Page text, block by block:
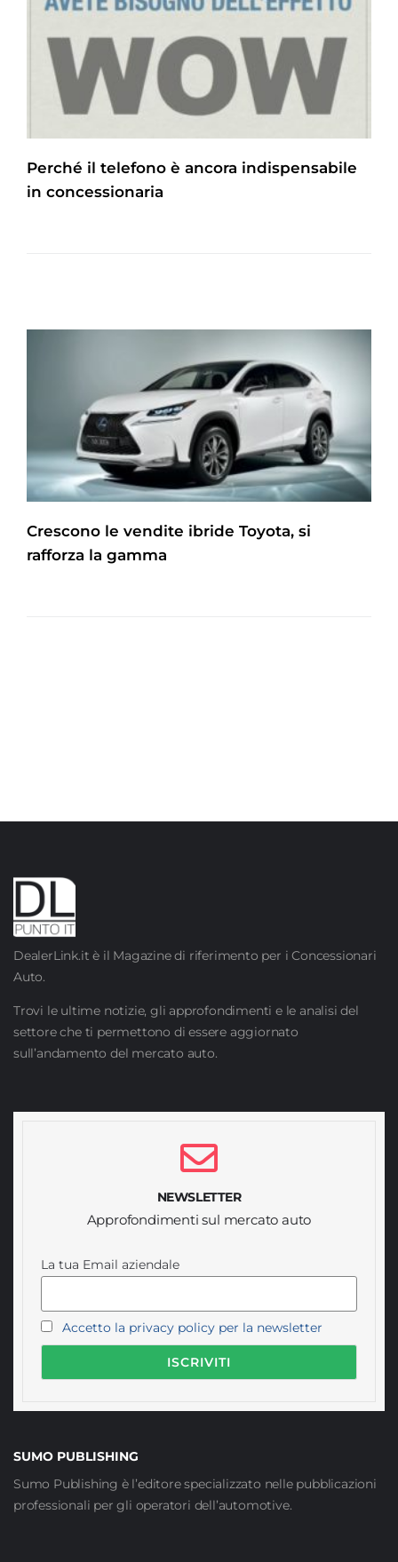
Perché il telefono è ancora indispensabile
in concessionaria
Crescono le vendite ibride Toyota, si
rafforza la gamma
DealerLink.it è il Magazine di riferimento per i Concessionari
Auto.
Trovi le ultime notizie, gli approfondimenti e le analisi del
settore che ti permettono di essere aggiornato
sull’andamento del mercato auto.
NEWSLETTER
Approfondimenti sul mercato auto
La tua Email aziendale
Accetto la privacy policy per la newsletter
SUMO PUBLISHING
Sumo Publishing è l’editore specializzato nelle pubblicazioni
professionali per gli operatori dell’automotive.